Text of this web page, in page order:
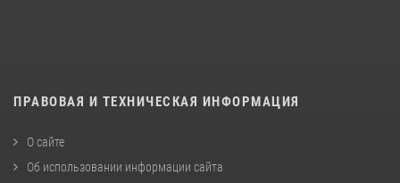
ПРАВОВАЯ И ТЕХНИЧЕСКАЯ ИНФОРМАЦИЯ
О сайте
Об использовании информации сайта